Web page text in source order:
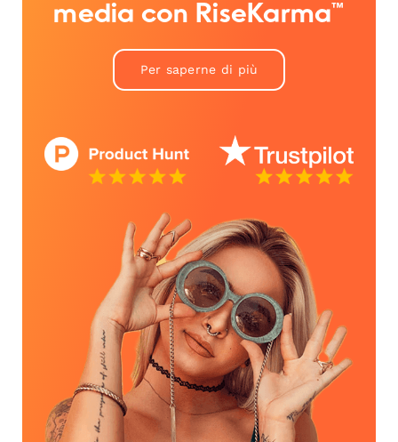
media con RiseKarma™
Per saperne di più